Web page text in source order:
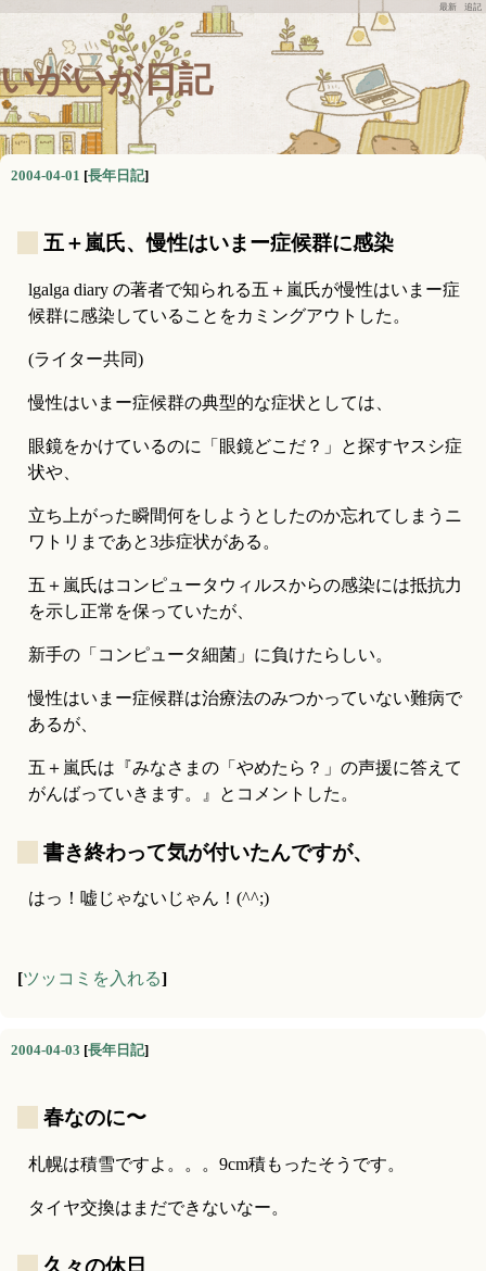
最新 追記
いがいが日記
2004-04-01 [長年日記]
五＋嵐氏、慢性はいまー症候群に感染
lgalga diary の著者で知られる五＋嵐氏が慢性はいまー症
候群に感染していることをカミングアウトした。
(ライター共同)
慢性はいまー症候群の典型的な症状としては、
眼鏡をかけているのに「眼鏡どこだ？」と探すヤスシ症
状や、
立ち上がった瞬間何をしようとしたのか忘れてしまうニ
ワトリまであと3歩症状がある。
五＋嵐氏はコンピュータウィルスからの感染には抵抗力
を示し正常を保っていたが、
新手の「コンピュータ細菌」に負けたらしい。
慢性はいまー症候群は治療法のみつかっていない難病で
あるが、
五＋嵐氏は『みなさまの「やめたら？」の声援に答えて
がんばっていきます。』とコメントした。
書き終わって気が付いたんですが、
はっ！嘘じゃないじゃん！(^^;)
[ツッコミを入れる]
2004-04-03 [長年日記]
春なのに〜
札幌は積雪ですよ。。。9cm積もったそうです。
タイヤ交換はまだできないなー。
久々の休日